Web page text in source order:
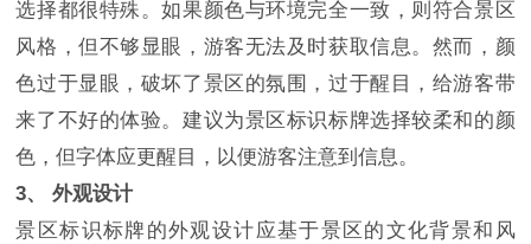
选择都很特殊。如果颜色与环境完全一致，则符合景区
风格，但不够显眼，游客无法及时获取信息。然而，颜
色过于显眼，破坏了景区的氛围，过于醒目，给游客带
来了不好的体验。建议为景区标识标牌选择较柔和的颜
色，但字体应更醒目，以便游客注意到信息。
3、 外观设计
景区标识标牌的外观设计应基于景区的文化背景和风